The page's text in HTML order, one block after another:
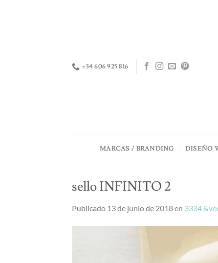
+34 606 925 816
MARCAS / BRANDING DISEÑO
sello INFINITO 2
Publicado 13 de junio de 2018en 3334